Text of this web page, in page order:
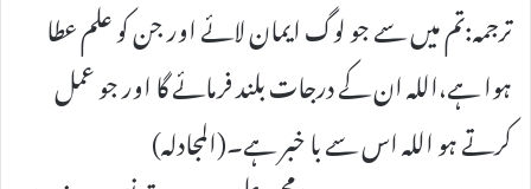
ترجمہ:تم میں سے جو لوگ ایمان لائے اور جن کو علم عطا
ہوا ہے،اللہ ان کے درجات بلند فرمائے گا اور جو عمل
کرتے ہو اللہ اس سے با خبر ہے۔(المجادلہ)